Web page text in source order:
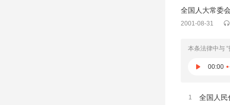
全国人大常委
2001-08-31
本条法律中与
00:00
1
全国人民